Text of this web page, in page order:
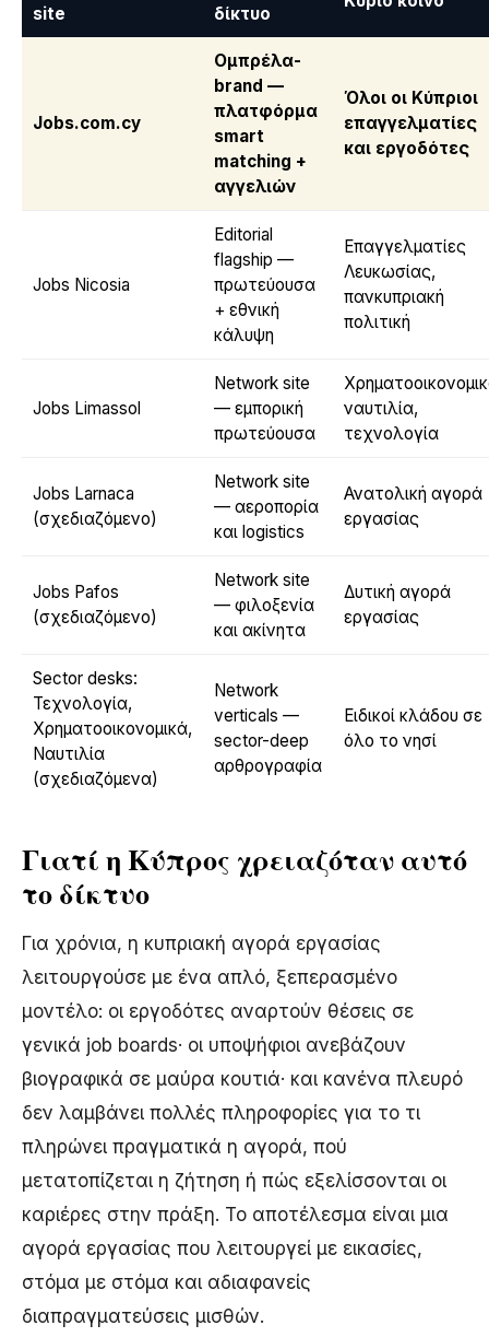
site
δίκτυο
Jobs.com.cy
Ομπρέλα-
brand —
πλατφόρμα
smart
matching +
αγγελιών
Όλοι οι Κύπριοι
επαγγελματίες
και εργοδότες
Jobs Nicosia
Editorial
flagship —
πρωτεύουσα
+ εθνική
κάλυψη
Επαγγελματίες
Λευκωσίας,
πανκυπριακή
πολιτική
Jobs Limassol
Network site
— εμπορική
πρωτεύουσα
ναυτιλία,
τεχνολογία
Jobs Larnaca
(σχεδιαζόμενο)
Network site
— αεροπορία
και logistics
Ανατολική αγορά
εργασίας
Jobs Pafos
(σχεδιαζόμενο)
Network site
— φιλοξενία
και ακίνητα
Δυτική αγορά
εργασίας
Sector desks:
Τεχνολογία,
Χρηματοοικονομικά,
Ναυτιλία
(σχεδιαζόμενα)
Network
verticals —
sector-deep
αρθρογραφία
Ειδικοί κλάδου σε
όλο το νησί
Γιατί η Κύπρος χρειαζόταν αυτό
το δίκτυο
Για χρόνια, η κυπριακή αγορά εργασίας
λειτουργούσε με ένα απλό, ξεπερασμένο
μοντέλο: οι εργοδότες αναρτούν θέσεις σε
γενικά job boards· οι υποψήφιοι ανεβάζουν
βιογραφικά σε μαύρα κουτιά· και κανένα πλευρό
δεν λαμβάνει πολλές πληροφορίες για το τι
πληρώνει πραγματικά η αγορά, πού
μετατοπίζεται η ζήτηση ή πώς εξελίσσονται οι
καριέρες στην πράξη. Το αποτέλεσμα είναι μια
αγορά εργασίας που λειτουργεί με εικασίες,
στόμα με στόμα και αδιαφανείς
διαπραγματεύσεις μισθών.